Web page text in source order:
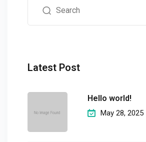
Latest Post
Hello world!
May 28, 2025